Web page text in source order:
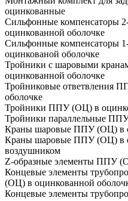
оцинкованные
Сильфонные компенсаторы
оцинкованной оболочке
Сильфонные компенсаторы
оцинкованой оболочке
Тройники с шаровыми
оцинкованной оболочке
Тройниковые ответвления
оболочке
Тройники ППУ (ОЦ) в
Тройники параллельные
Краны шаровые ППУ (ОЦ) в
Краны шаровые ППУ (ОЦ) в
воздушником
Z-образные элементы ППУ
Концевые элементы
(ОЦ) в оцинкованной
Концевые элементы